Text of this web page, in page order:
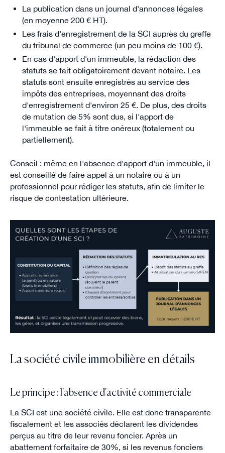
La publication dans un journal d'annonces légales
(en moyenne 200 € HT).
Les frais d'enregistrement de la SCI auprès du greffe
du tribunal de commerce (un peu moins de 100 €).
En cas d'apport d'un immeuble, la rédaction des
statuts se fait obligatoirement devant notaire. Les
statuts sont ensuite enregistrés au service des
impôts des entreprises, moyennant des droits
d'enregistrement d'environ 25 €. De plus, des droits
de mutation de 5% sont dus, si l'apport de
l'immeuble se fait à titre onéreux (totalement ou
partiellement).
Conseil : même en l'absence d'apport d'un immeuble, il
est conseillé de faire appel à un notaire ou à un
professionnel pour rédiger les statuts, afin de limiter le
risque de contestation ultérieure.
La société civile immobilière en détails
Le principe : l'absence d'activité commerciale
La SCI est une société civile. Elle est donc transparente
fiscalement et les associés déclarent les dividendes
perçus au titre de leur revenu foncier. Après un
abattement forfaitaire de 30%, si les revenus fonciers